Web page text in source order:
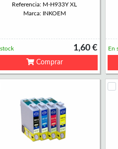
Referencia: M-H933Y XL
Marca: INKOEM
1,60 €
Comprar
En